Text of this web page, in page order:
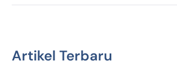
Artikel Terbaru